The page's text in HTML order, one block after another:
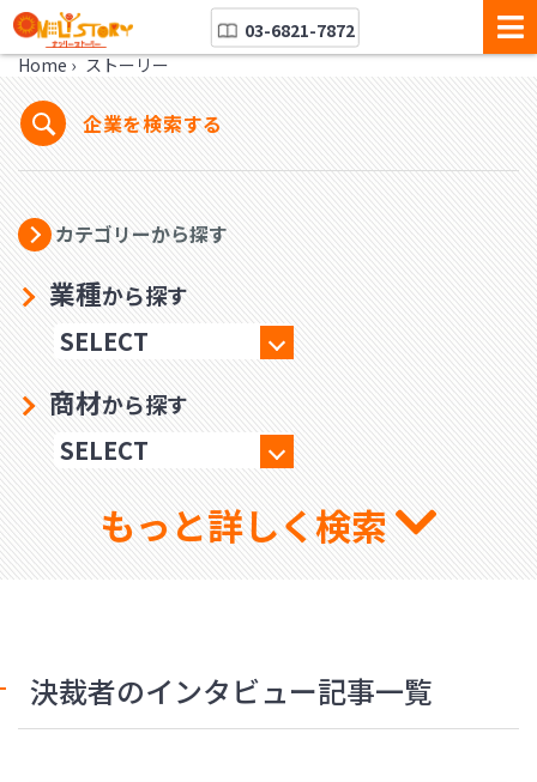
03-6821-7872
Home › ストーリー
企業を検索する
カテゴリーから探す
業種から探す
商材から探す
もっと詳しく検索
決裁者のインタビュー記事一覧